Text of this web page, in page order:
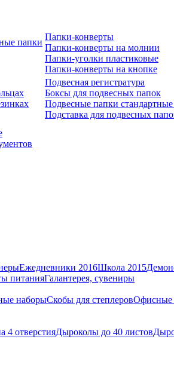
папки
Папки-конверты
Папки-конверты на молнии
Папки-уголки пластиковые
Папки-конверты на кнопке
Подвесная регистратура
Боксы для подвесных папок
Подвесные папки
Подставка для подвесных
Ежедневники 2016Школа 2015
питанияГалантерея, сувениры
наборыСкобы для степлеров
4 отверстияДыроколы до 40 листов